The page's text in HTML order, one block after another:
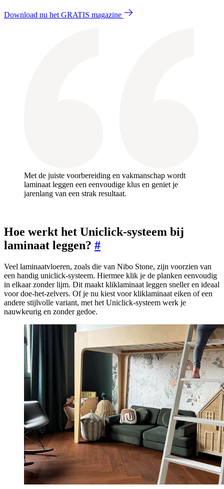
Download nu het GRATIS magazine
Met de juiste voorbereiding en vakmanschap wordt
laminaat leggen een eenvoudige klus en geniet je
jarenlang van een strak resultaat.
Hoe werkt het Uniclick-systeem bij
laminaat leggen? #
Veel laminaatvloeren, zoals die van Nibo Stone, zijn voorzien van
een handig uniclick-systeem. Hiermee klik je de planken eenvoudig
in elkaar zonder lijm. Dit maakt kliklaminaat leggen sneller en ideaal
voor doe-het-zelvers. Of je nu kiest voor kliklaminaat eiken of een
andere stijlvolle variant, met het Uniclick-systeem werk je
nauwkeurig en zonder gedoe.